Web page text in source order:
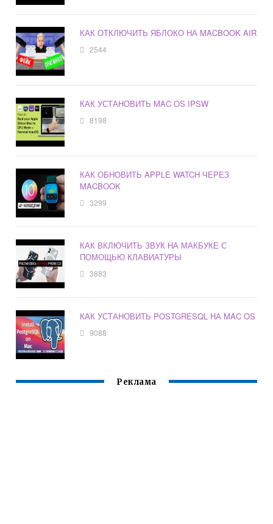
КАК ОТКЛЮЧИТЬ ЯБЛОКО НА MACBOOK AIR
2544
КАК УСТАНОВИТЬ MAC OS IPSW
8198
КАК ОБНОВИТЬ APPLE WATCH ЧЕРЕЗ
MACBOOK
3299
КАК ВКЛЮЧИТЬ ЗВУК НА МАКБУКЕ С
ПОМОЩЬЮ КЛАВИАТУРЫ
3883
КАК УСТАНОВИТЬ POSTGRESQL НА MAC OS
9088
Реклама